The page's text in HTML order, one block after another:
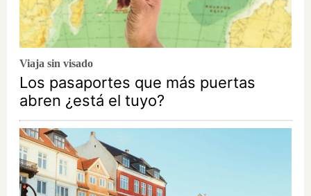
Viaja sin visado
Los pasaportes que más puertas
abren ¿está el tuyo?